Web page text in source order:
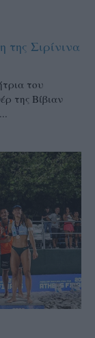
της Σιρίνινα
του
της Βίβιαν